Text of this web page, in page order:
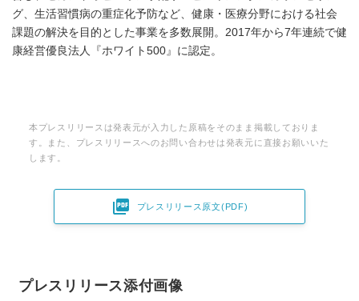
グ、生活習慣病の重症化予防など、健康・医療分野における社会
課題の解決を目的とした事業を多数展開。2017年から7年連続で健
康経営優良法人『ホワイト500』に認定。
本プレスリリースは発表元が入力した原稿をそのまま掲載しておりま
す。また、プレスリリースへのお問い合わせは発表元に直接お願いいた
します。
 プレスリリース原文(PDF)
プレスリリース添付画像